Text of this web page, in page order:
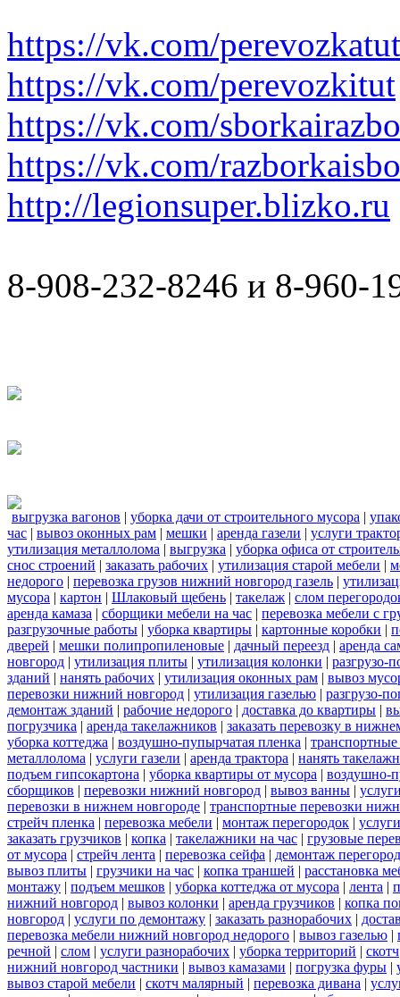
https://vk.com/perevozkatut
https://vk.com/perevozkitut
https://vk.com/
https://vk.com/
http://legionsuper.blizko.ru
8-908-232-8246 и 8-960-
выгрузка вагонов | уборка дачи от строительного мусора |
час | вывоз оконных рам | мешки | аренда газели | услуги
утилизация металлолома | выгрузка | уборка офиса от
снос строений | заказать рабочих | утилизация старой мебели |
недорого | перевозка грузов нижний новгород газель |
мусора | картон | Шлаковый щебень | такелаж | слом
аренда камаза | сборщики мебели на час | перевозка мебели с
разгрузочные работы | уборка квартиры | картонные коробки |
дверей | мешки полипропиленовые | дачный переезд | аренда
новгород | утилизация плиты | утилизация колонки | разгрузо-
зданий | нанять рабочих | утилизация оконных рам | вывоз
перевозки нижний новгород | утилизация газелью | разгрузо-
демонтаж зданий | рабочие недорого | доставка до квартиры |
погрузчика | аренда такелажников | заказать перевозку в
уборка коттеджа | воздушно-пупырчатая пленка | транспортные
металлолома | услуги газели | аренда трактора | нанять
подъем гипсокартона | уборка квартиры от мусора | воздушно-
сборщиков | перевозки нижний новгород | вывоз ванны |
перевозки в нижнем новгороде | транспортные перевозки
стрейч пленка | перевозка мебели | монтаж перегородок |
заказать грузчиков | копка | такелажники на час | грузовые
от мусора | стрейч лента | перевозка сейфа | демонтаж
вывоз плиты | грузчики на час | копка траншей | расстановка
монтажу | подъем мешков | уборка коттеджа от мусора | лента |
нижний новгород | вывоз колонки | аренда грузчиков | копка
новгород | услуги по демонтажу | заказать разнорабочих |
перевозка мебели нижний новгород недорого | вывоз газелью |
речной | слом | услуги разнорабочих | уборка территорий | скотч
нижний новгород частники | вывоз камазами | погрузка фуры |
вывоз старой мебели | скотч малярный | перевозка дивана |